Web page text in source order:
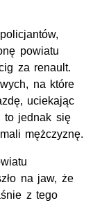
powiatu
za renault.
na które
uciekając
to jednak się
mężczyznę.
na jaw, że
z tego